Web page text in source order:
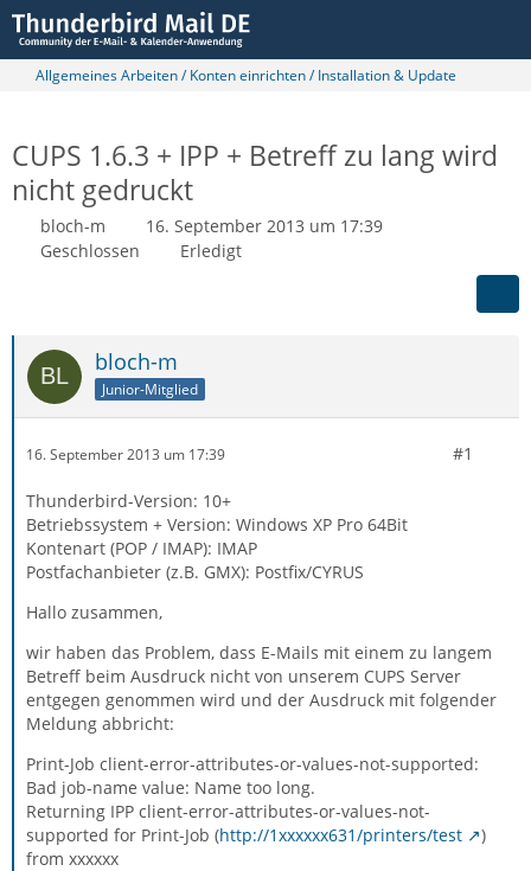
Allgemeines Arbeiten / Konten einrichten / Installation & Update
CUPS 1.6.3 + IPP + Betreff zu lang wird
nicht gedruckt
bloch-m
16. September 2013 um 17:39
Geschlossen
Erledigt
bloch-m
Junior-Mitglied
16. September 2013 um 17:39 #1
Thunderbird-Version: 10+
Betriebssystem + Version: Windows XP Pro 64Bit
Kontenart (POP / IMAP): IMAP
Postfachanbieter (z.B. GMX): Postfix/CYRUS
Hallo zusammen,
wir haben das Problem, dass E-Mails mit einem zu langem
Betreff beim Ausdruck nicht von unserem CUPS Server
entgegen genommen wird und der Ausdruck mit folgender
Meldung abbricht:
Print-Job client-error-attributes-or-values-not-supported:
Bad job-name value: Name too long.
Returning IPP client-error-attributes-or-values-not-
supported for Print-Job (http://1xxxxxx631/printers/test
)
from xxxxxx